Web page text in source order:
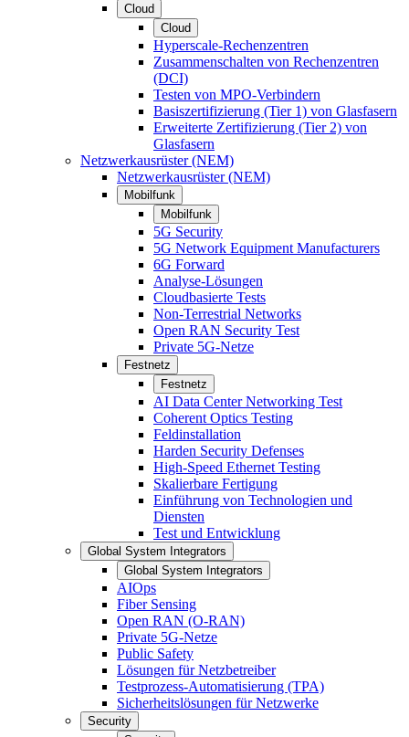
Cloud
Cloud
Hyperscale-Rechenzentren
Zusammenschalten von Rechenzentren
(DCI)
Testen von MPO-Verbindern
Basiszertifizierung (Tier 1) von Glasfasern
Erweiterte Zertifizierung (Tier 2) von
Glasfasern
Netzwerkausrüster (NEM)
Netzwerkausrüster (NEM)
Mobilfunk
Mobilfunk
5G Security
5G Network Equipment Manufacturers
6G Forward
Analyse-Lösungen
Cloudbasierte Tests
Non-Terrestrial Networks
Open RAN Security Test
Private 5G-Netze
Festnetz
Festnetz
AI Data Center Networking Test
Coherent Optics Testing
Feldinstallation
Harden Security Defenses
High-Speed Ethernet Testing
Skalierbare Fertigung
Einführung von Technologien und
Diensten
Test und Entwicklung
Global System Integrators
Global System Integrators
AIOps
Fiber Sensing
Open RAN (O-RAN)
Private 5G-Netze
Public Safety
Lösungen für Netzbetreiber
Testprozess-Automatisierung (TPA)
Sicherheitslösungen für Netzwerke
Security